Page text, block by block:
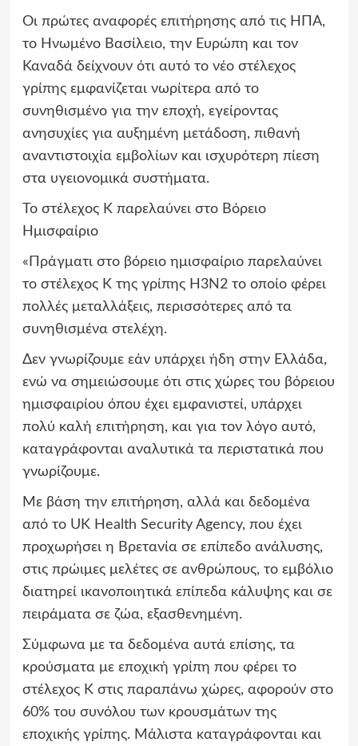
Οι πρώτες αναφορές επιτήρησης από τις ΗΠΑ,
το Ηνωμένο Βασίλειο, την Ευρώπη και τον
Καναδά δείχνουν ότι αυτό το νέο στέλεχος
γρίπης εμφανίζεται νωρίτερα από το
συνηθισμένο για την εποχή, εγείροντας
ανησυχίες για αυξημένη μετάδοση, πιθανή
αναντιστοιχία εμβολίων και ισχυρότερη πίεση
στα υγειονομικά συστήματα.
Το στέλεχος Κ παρελαύνει στο Βόρειο
Ημισφαίριο
«Πράγματι στο βόρειο ημισφαίριο παρελαύνει
το στέλεχος Κ της γρίπης Η3Ν2 το οποίο φέρει
πολλές μεταλλάξεις, περισσότερες από τα
συνηθισμένα στελέχη.
Δεν γνωρίζουμε εάν υπάρχει ήδη στην Ελλάδα,
ενώ να σημειώσουμε ότι στις χώρες του βόρειου
ημισφαιρίου όπου έχει εμφανιστεί, υπάρχει
πολύ καλή επιτήρηση, και για τον λόγο αυτό,
καταγράφονται αναλυτικά τα περιστατικά που
γνωρίζουμε.
Με βάση την επιτήρηση, αλλά και δεδομένα
από το UK Health Security Agency, που έχει
προχωρήσει η Βρετανία σε επίπεδο ανάλυσης,
στις πρώιμες μελέτες σε ανθρώπους, το εμβόλιο
διατηρεί ικανοποιητικά επίπεδα κάλυψης και σε
πειράματα σε ζώα, εξασθενημένη.
Σύμφωνα με τα δεδομένα αυτά επίσης, τα
κρούσματα με εποχική γρίπη που φέρει το
στέλεχος Κ στις παραπάνω χώρες, αφορούν στο
60% του συνόλου των κρουσμάτων της
εποχικής γρίπης. Μάλιστα καταγράφονται και